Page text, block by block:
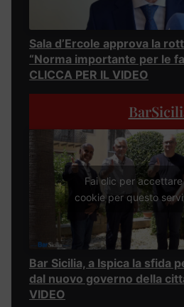
Sala d’Ercole approva la
“Norma importante per le
CLICCA PER IL VIDEO
Fai clic per accettare
cookie per questo
Bar Sicilia, a Ispica la sfida
dal nuovo governo della
VIDEO